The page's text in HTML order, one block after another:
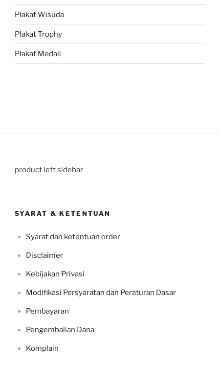
Plakat Wisuda
Plakat Trophy
Plakat Medali
product left sidebar
SYARAT & KETENTUAN
Syarat dan ketentuan order
Disclaimer
Kebijakan Privasi
Modifikasi Persyaratan dan Peraturan Dasar
Pembayaran
Pengembalian Dana
Komplain